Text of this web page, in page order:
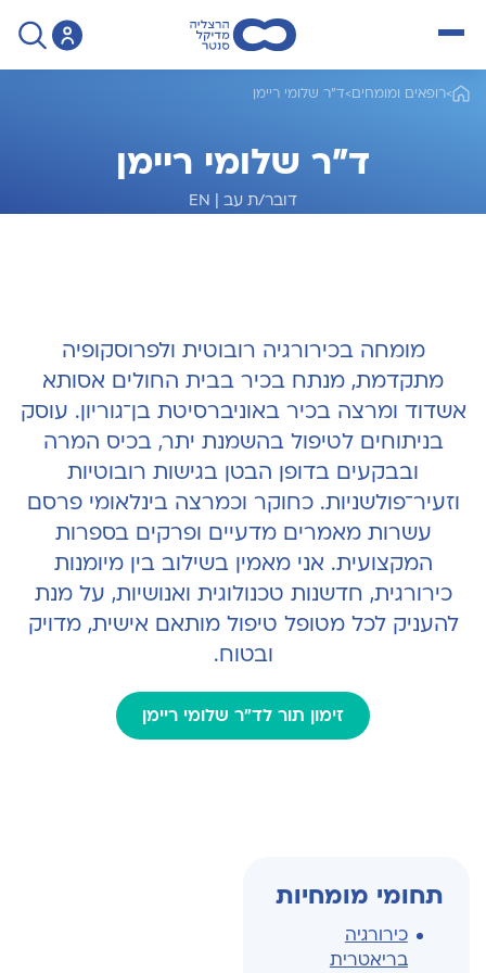
>רופאים ומומחים>ד"ר שלומי ריימן
ד"ר שלומי ריימן
דובר/ת עב |
EN
מומחה בכירורגיה רובוטית ולפרוסקופיה
מתקדמת, מנתח בכיר בבית החולים אסותא
אשדוד ומרצה בכיר באוניברסיטת בן־גוריון. עוסק
בניתוחים לטיפול בהשמנת יתר, בכיס המרה
ובבקעים בדופן הבטן בגישות רובוטיות
וזעיר־פולשניות. כחוקר וכמרצה בינלאומי פרסם
עשרות מאמרים מדעיים ופרקים בספרות
המקצועית. אני מאמין בשילוב בין מיומנות
כירורגית, חדשנות טכנולוגית ואנושיות, על מנת
להעניק לכל מטופל טיפול מותאם אישית, מדויק
ובטוח.
זימון תור לד"ר שלומי ריימן
תחומי מומחיות
כירורגיה
בריאטרית